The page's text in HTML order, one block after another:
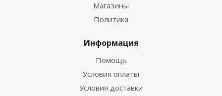
Магазины
Политика
Информация
Помощь
Условия оплаты
Условия доставки